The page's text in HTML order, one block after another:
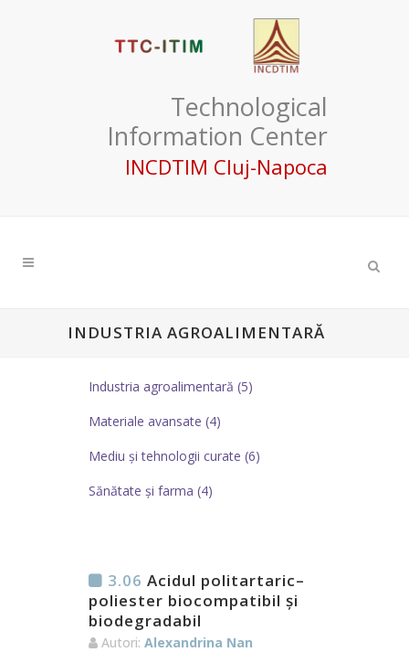
Technological
Information Center
INCDTIM Cluj-Napoca
INDUSTRIA AGROALIMENTARĂ
Industria agroalimentară (5)
Materiale avansate (4)
Mediu și tehnologii curate (6)
Sănătate și farma (4)
3.06 Acidul politartaric–
poliester biocompatibil și
biodegradabil
Autori: Alexandrina Nan